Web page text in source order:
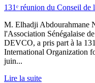
131ᵉ réunion du Conseil de
M. Elhadji Abdourahmane
l'Association Sénégalaise
DEVCO, a pris part à la
International Organization
juin...
Lire la suite